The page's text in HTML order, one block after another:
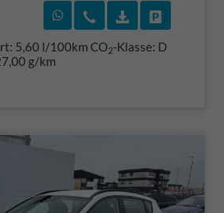
Rückruf vereinbaren
Wir rufen Sie an
5,60 l/100kmCO2-Klasse: D
g/km